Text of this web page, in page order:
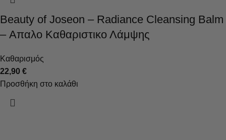
Beauty of Joseon – Radiance Cleansing Balm
– Απαλο Καθαριστικο Λάμψης
Καθαρισμός
22,90 €
Προσθήκη στο καλάθι